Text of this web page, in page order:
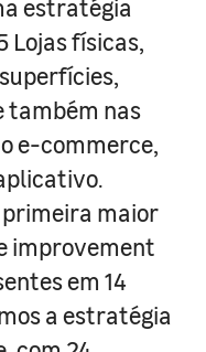
estratégia
Lojas físicas,
também nas
e-commerce,
primeira maior
improvement
em 14
a estratégia